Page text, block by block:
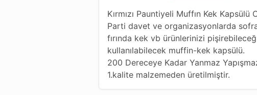
Kırmızı Pauntiyeli Muffın Kek Kapsülü
Parti davet ve organizasyonlarda
fırında kek vb ürünlerinizi
kullanılabilecek muffin-kek kapsülü.
200 Dereceye Kadar Yanmaz
1.kalite malzemeden üretilmiştir.